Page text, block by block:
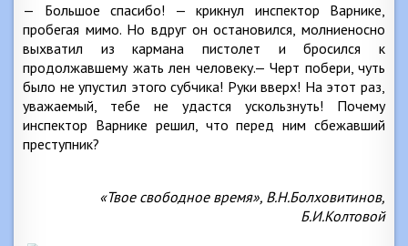
— Большое спасибо! — крикнул инспектор Варнике,
пробегая мимо. Но вдруг он остановился, молниеносно
выхватил из кармана пистолет и бросился к
продолжавшему жать лен человеку.— Черт побери, чуть
было не упустил этого субчика! Руки вверх! На этот раз,
уважаемый, тебе не удастся ускользнуть! Почему
инспектор Варнике решил, что перед ним сбежавший
преступник?
«Твое свободное время», В.Н.Болховитинов,
Б.И.Колтовой